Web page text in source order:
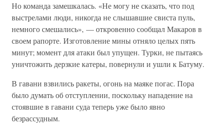
Но команда замешкалась. «Не могу не сказать, что под
выстрелами люди, никогда не слышавшие свиста пуль,
немного смешались», — откровенно сообщал Макаров в
своем рапорте. Изготовление мины отняло целых пять
минут; момент для атаки был упущен. Турки, не пытаясь
уничтожить дерзкие катеры, повернули и ушли к Батуму.
В гавани взвились ракеты, огонь на маяке погас. Пора
было думать об отступлении, поскольку нападение на
стоявшие в гавани суда теперь уже было явно
безрассудным.